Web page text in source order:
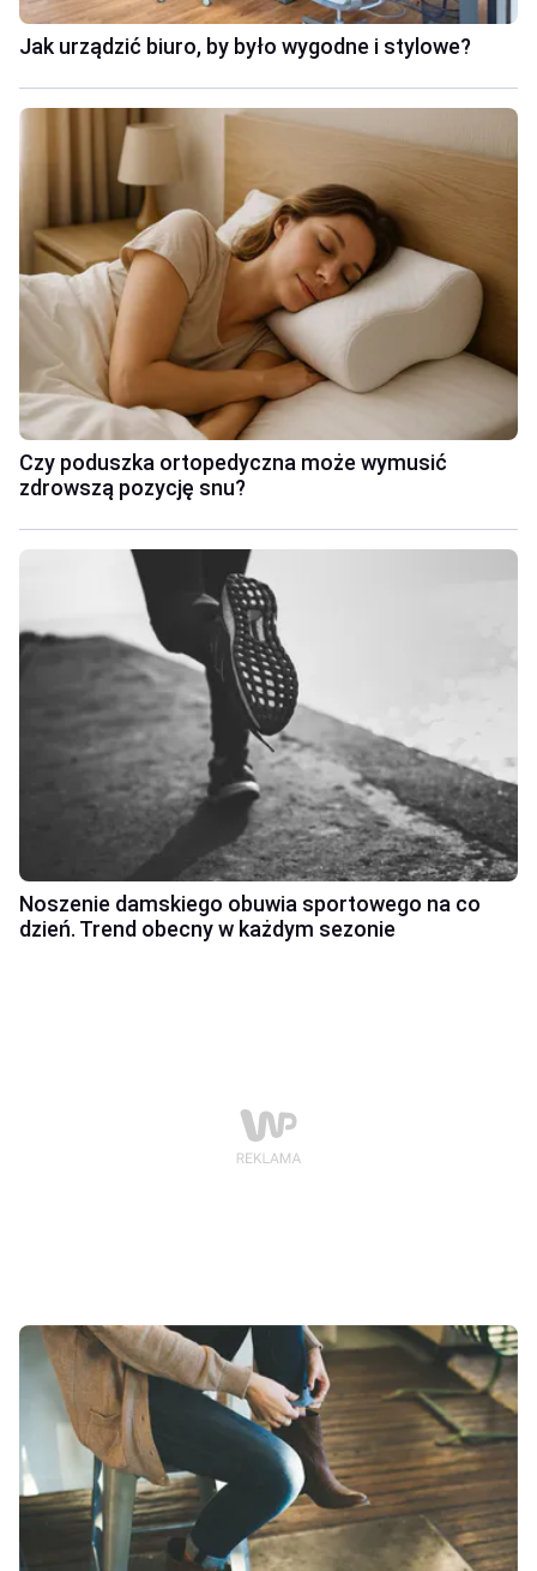
Jak urządzić biuro, by było wygodne i stylowe?
Czy poduszka ortopedyczna może wymusić
zdrowszą pozycję snu?
Noszenie damskiego obuwia sportowego na co
dzień. Trend obecny w każdym sezonie